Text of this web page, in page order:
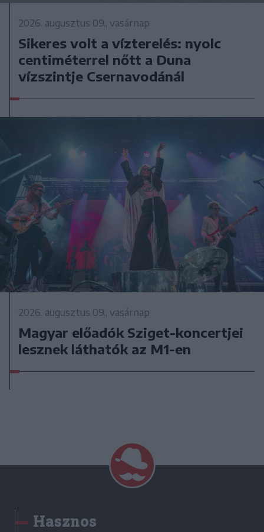
2026. augusztus 09., vasárnap
Sikeres volt a vízterelés: nyolc
centiméterrel nőtt a Duna
vízszintje Csernavodánál
2026. augusztus 09., vasárnap
Magyar előadók Sziget-koncertjei
lesznek láthatók az M1-en
Hasznos